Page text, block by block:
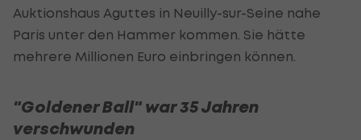
Auktionshaus Aguttes in Neuilly-sur-Seine nahe
Paris unter den Hammer kommen. Sie hätte
mehrere Millionen Euro einbringen können.
"Goldener Ball" war 35 Jahren
verschwunden